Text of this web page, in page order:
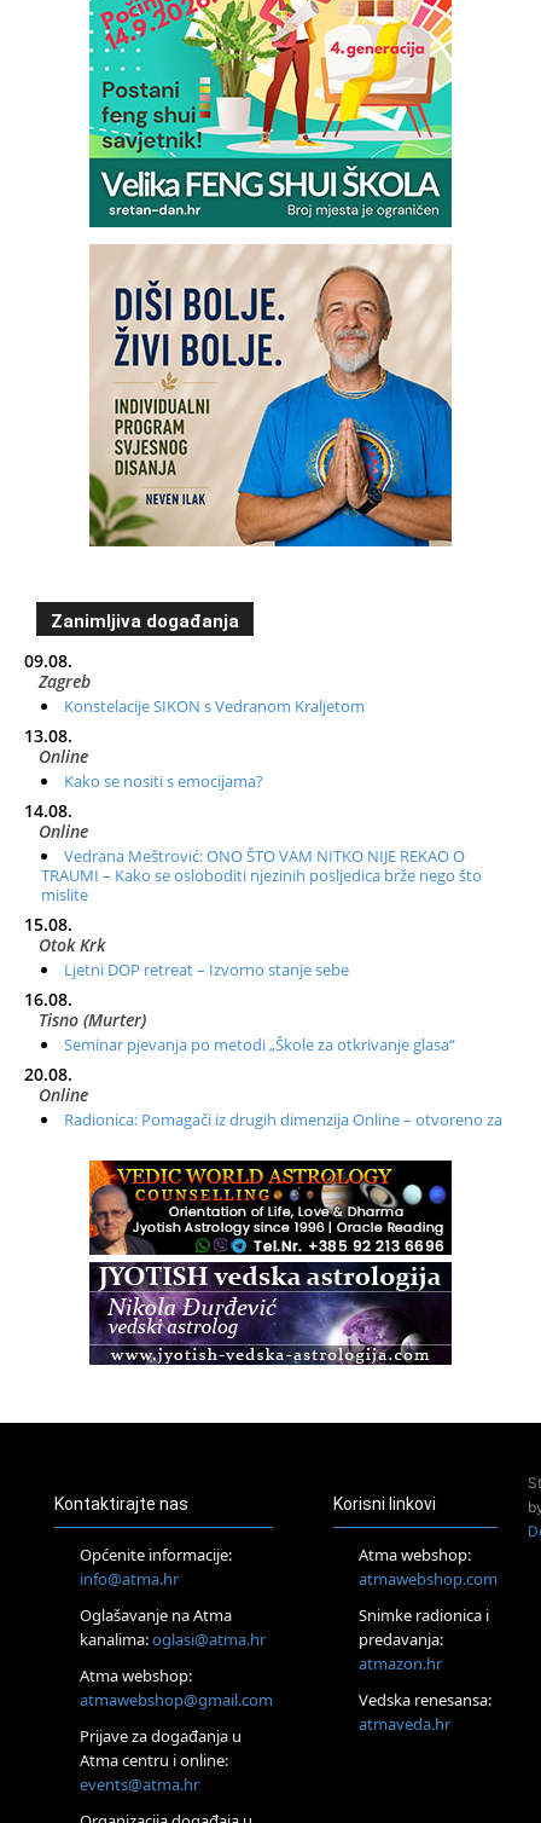
Zanimljiva događanja
09.08.
Zagreb
Konstelacije SIKON s Vedranom Kraljetom
13.08.
Online
Kako se nositi s emocijama?
14.08.
Online
Vedrana Meštrović: ONO ŠTO VAM NITKO NIJE REKAO O
TRAUMI – Kako se osloboditi njezinih posljedica brže nego što
mislite
15.08.
Otok Krk
Ljetni DOP retreat – Izvorno stanje sebe
16.08.
Tisno (Murter)
Seminar pjevanja po metodi „Škole za otkrivanje glasa“
20.08.
Online
Radionica: Pomagači iz drugih dimenzija Online – otvoreno za
Zagreb+Online
Osnovni ThetaHealing® tečaj, Zagreb i Online
Access BARS®, otpusti stres
Access Energetski Facelift®
Tečaj Višeg Vodstva, razvijanja intuicije i Akaša zapisa
25.08.
Upisi u program Profesionalni hipnoterapeut — nova
generacija kreće 25.08. 2026.
Online
Visoko
Alemka Dauskardt – Jednodnevna radionica sistemskih
konstelacija
Kontaktirajte nas
Općenite informacije:
info@atma.hr
Oglašavanje na Atma
kanalima:oglasi@atma.hr
Atma webshop:
atmawebshop@gmail.com
Prijave za događanja u
Atma centru i online:
events@atma.hr
Korisni linkovi
Atma webshop:
atmawebshop.com
Snimke radionica i
predavanja:
atmazon.hr
Vedska renesansa:
atmaveda.hr